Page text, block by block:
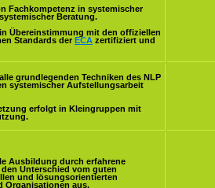
Fachkompetenz in systemischer
Beratung.
Übereinstimmung mit den offiziellen
Standards der ECA zertifiziert und
grundlegenden Techniken des NLP
systemischer Aufstellungsarbeit
erfolgt in Kleingruppen mit
Ausbildung durch erfahrene
Unterschied vom guten
und lösungsorientierten
Organisationen aus.